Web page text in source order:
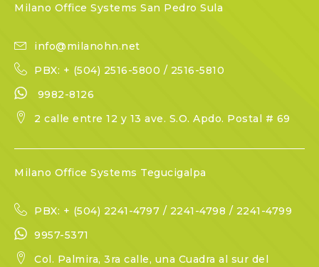
Milano Office Systems San Pedro Sula
info@milanohn.net
PBX: + (504) 2516-5800 / 2516-5810
9982-8126
2 calle entre 12 y 13 ave. S.O. Apdo. Postal # 69
Milano Office Systems Tegucigalpa
PBX: + (504) 2241-4797 / 2241-4798 / 2241-4799
9957-5371
Col. Palmira, 3ra calle, una Cuadra al sur del